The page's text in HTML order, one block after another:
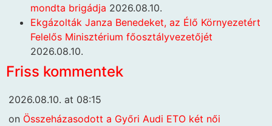
mondta brigádja 2026.08.10.
Ekgázolták Janza Benedeket, az Élő Környezetért
Felelős Minisztérium főosztályvezetőjét
2026.08.10.
Friss kommentek
2026.08.10. at 08:15
on Összeházasodott a Győri Audi ETO két női